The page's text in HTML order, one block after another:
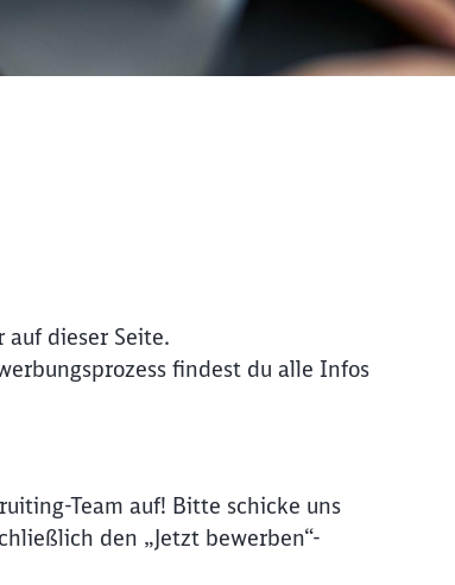
dieser Seite.
findest du alle Infos
Team auf! Bitte schicke uns
den „Jetzt bewerben“-